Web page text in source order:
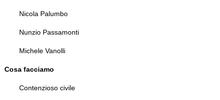
Nicola Palumbo
Nunzio Passamonti
Michele Vanolli
Cosa facciamo
Contenzioso civile